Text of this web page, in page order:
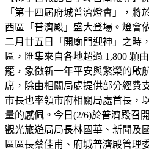
「第十四屆府城普濟燈會」，將
西區「普濟殿」盛大登場。燈會
二月廿五日「開廟門迎神」之時
區，匯集來自各地超過 1,800 顆
籠，象徵新一年平安與繁榮的啟
席，除由相關局處提供部分經費
市長也率領市府相關局處首長，
量的感佩。今日(2/6)於普濟殿召
觀光旅遊局局長林國華、新聞及
區區長蔡佳甫、府城普濟殿管理